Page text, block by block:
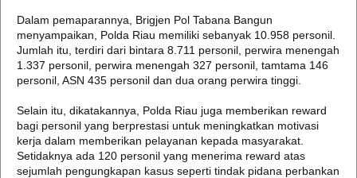
Dalam pemaparannya, Brigjen Pol Tabana Bangun
menyampaikan, Polda Riau memiliki sebanyak 10.958 personil.
Jumlah itu, terdiri dari bintara 8.711 personil, perwira menengah
1.337 personil, perwira menengah 327 personil, tamtama 146
personil, ASN 435 personil dan dua orang perwira tinggi.
Selain itu, dikatakannya, Polda Riau juga memberikan reward
bagi personil yang berprestasi untuk meningkatkan motivasi
kerja dalam memberikan pelayanan kepada masyarakat.
Setidaknya ada 120 personil yang menerima reward atas
sejumlah pengungkapan kasus seperti tindak pidana perbankan